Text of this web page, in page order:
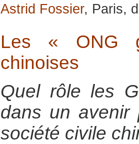
Astrid Fossier, Paris,
Les « ONG
chinoises
Quel rôle les
dans un avenir
société civile